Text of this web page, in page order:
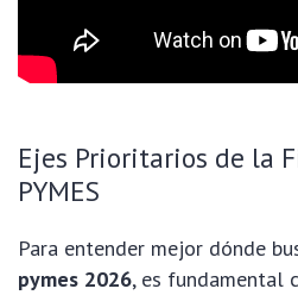
Ejes Prioritarios de la
PYMES
Para entender mejor dónde
pymes 2026, es fundamental